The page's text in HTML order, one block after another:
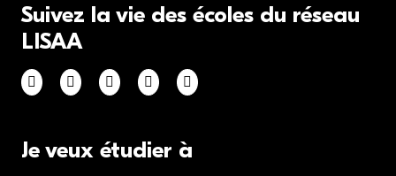
Suivez la vie des écoles du réseau
LISAA
Je veux étudier à